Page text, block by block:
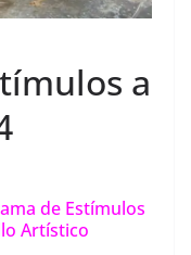
a
de Estímulos
Artístico